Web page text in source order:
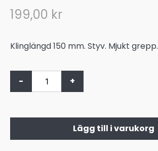
199,00 kr
Klinglängd 150 mm. Styv. Mjukt grepp.
- +
Lägg till i varukorg